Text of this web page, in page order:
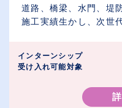
道路、橋梁、水門、堤
施工実績生かし、次世
インターンシップ
受け入れ可能対象